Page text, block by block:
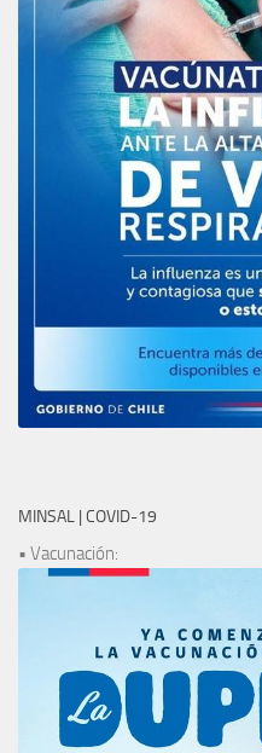
MINSAL | COVID-19
• Vacunación: